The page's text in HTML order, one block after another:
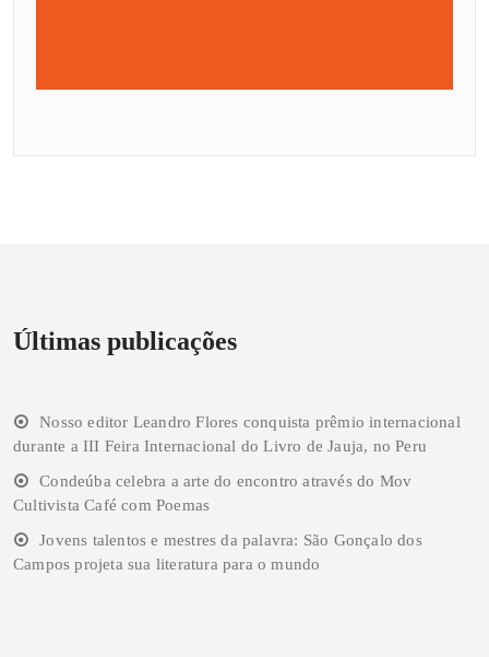
Últimas publicações
Nosso editor Leandro Flores conquista prêmio internacional
durante a III Feira Internacional do Livro de Jauja, no Peru
Condeúba celebra a arte do encontro através do Mov
Cultivista Café com Poemas
Jovens talentos e mestres da palavra: São Gonçalo dos
Campos projeta sua literatura para o mundo